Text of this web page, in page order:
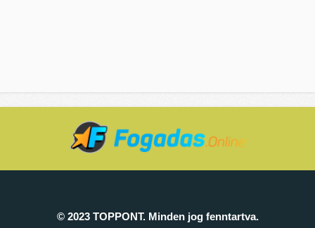
© 2023 TOPPONT. Minden jog fenntartva.